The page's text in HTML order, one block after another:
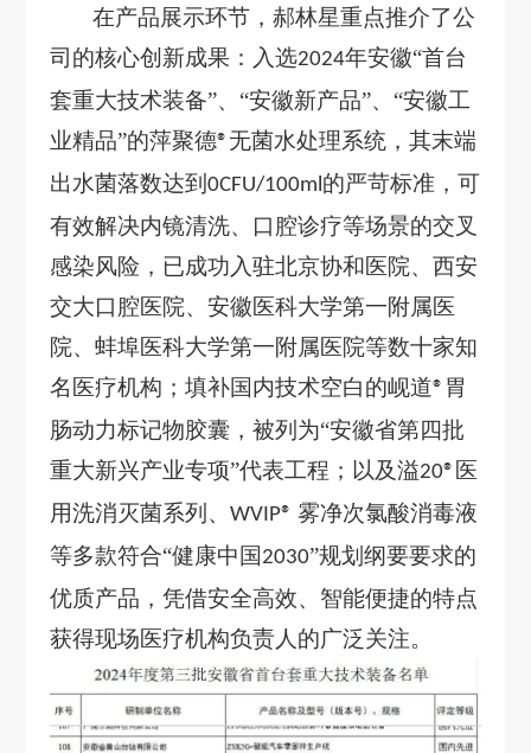
在产品展示环节，郝林星重点推介了公
司的核心创新成果：入选2024年安徽“首台
套重大技术装备”、“安徽新产品”、“安徽工
业精品”的萍聚德® 无菌水处理系统，其末端
出水菌落数达到0CFU/100ml的严苛标准，可
有效解决内镜清洗、口腔诊疗等场景的交叉
感染风险，已成功入驻北京协和医院、西安
交大口腔医院、安徽医科大学第一附属医
院、蚌埠医科大学第一附属医院等数十家知
名医疗机构；填补国内技术空白的岘道® 胃
肠动力标记物胶囊，被列为“安徽省第四批
重大新兴产业专项”代表工程；以及溢20® 医
用洗消灭菌系列、WVIP®雾净次氯酸消毒液
等多款符合“健康中国2030”规划纲要要求的
优质产品，凭借安全高效、智能便捷的特点
获得现场医疗机构负责人的广泛关注。